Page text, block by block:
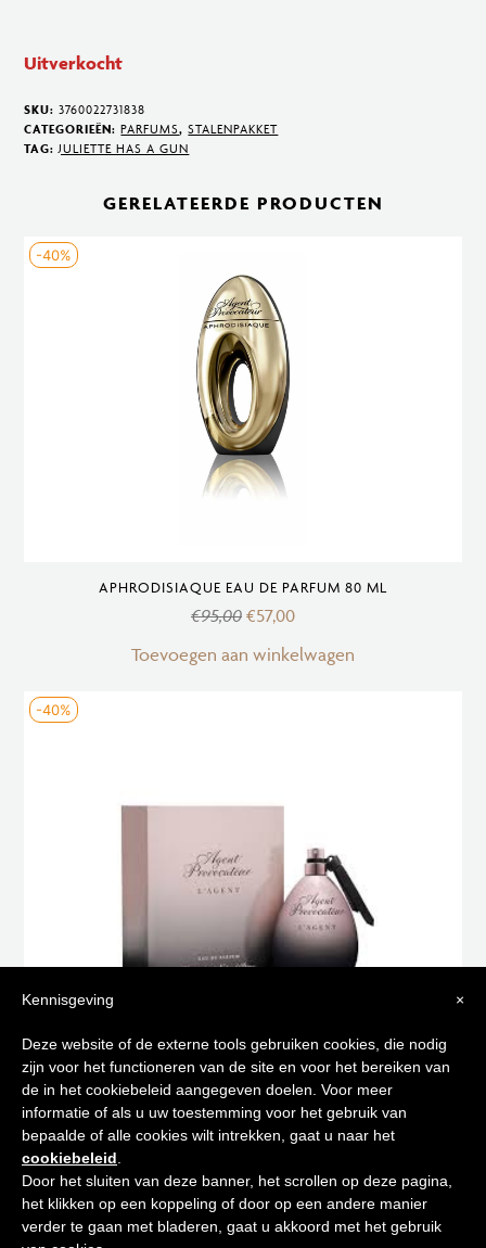
Uitverkocht
SKU:3760022731838
CATEGORIEËN:PARFUMS,STALENPAKKET
TAG:JULIETTE HAS A GUN
GERELATEERDE PRODUCTEN
-40%
APHRODISIAQUE EAU DE PARFUM 80 ML
€95,00 €57,00
Toevoegen aan winkelwagen
-40%
L’AGENT EAU DE PARFUM 50 ML
€75,00 €45,00
Toevoegen aan winkelwagen
Tips voor
een stralende huid
Schrijf je in op onze nieuwsbrief en
ontvang de beste tips en promoties
Inschrijven
×
Kennisgeving
Deze website of de externe tools gebruiken cookies, die nodig
zijn voor het functioneren van de site en voor het bereiken van
de in het cookiebeleid aangegeven doelen. Voor meer
informatie of als u uw toestemming voor het gebruik van
bepaalde of alle cookies wilt intrekken, gaat u naar het
cookiebeleid
Door het sluiten van deze banner, het scrollen op deze pagina,
het klikken op een koppeling of door op een andere manier
verder te gaan met bladeren, gaat u akkoord met het gebruik